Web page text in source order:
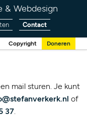
& Webdesign
Contact
Copyright Doneren
mail sturen. Je kunt
of
37.